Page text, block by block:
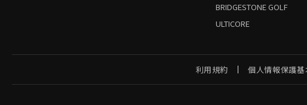
BRIDGESTONE GOLF
ULTICORE
利用規約 個人情報保護